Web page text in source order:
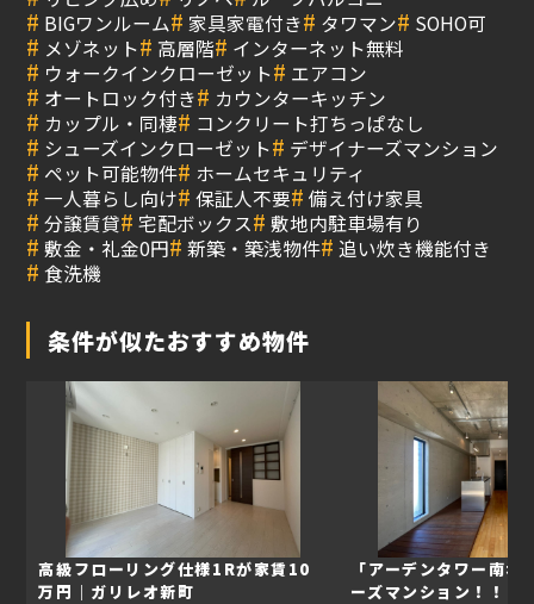
# BIGワンルーム# 家具家電付き# タワマン# SOHO可
# メゾネット# 高層階# インターネット無料
# ウォークインクローゼット# エアコン
# オートロック付き# カウンターキッチン
# カップル・同棲# コンクリート打ちっぱなし
# シューズインクローゼット# デザイナーズマンション
# ペット可能物件# ホームセキュリティ
# 一人暮らし向け# 保証人不要# 備え付け家具
# 分譲賃貸# 宅配ボックス# 敷地内駐車場有り
# 敷金・礼金0円# 新築・築浅物件# 追い炊き機能付き
# 食洗機
条件が似たおすすめ物件
高級フローリング仕様1Rが家賃10
万円｜ガリレオ新町
「アーデンタワー南堀
ーズマンション！！！